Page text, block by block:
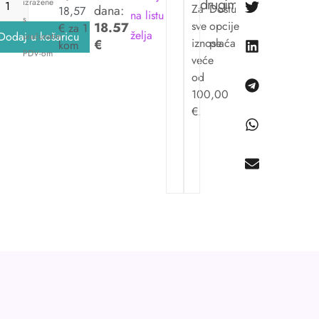
u košaricu
s
uračunatim
PDV-om
18,57
€ za 1
kom
dana:
18.57
€
na listu
želja
Za
sve
iznose
veće
od
100,00
€.
Dostupne
opcije
plaćanja.
drugima: